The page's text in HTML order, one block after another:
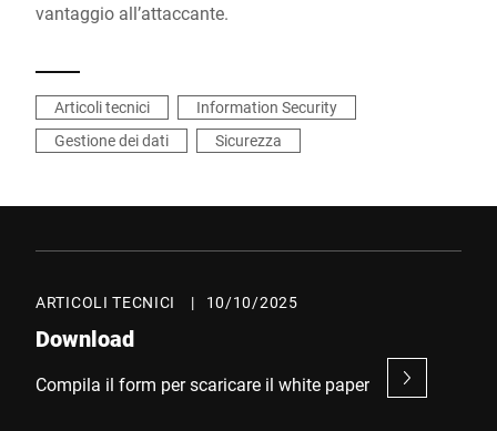
vantaggio all’attaccante.
Articoli tecnici
Information Security
Gestione dei dati
Sicurezza
ARTICOLI TECNICI | 10/10/2025
Download
Compila il form per scaricare il white paper